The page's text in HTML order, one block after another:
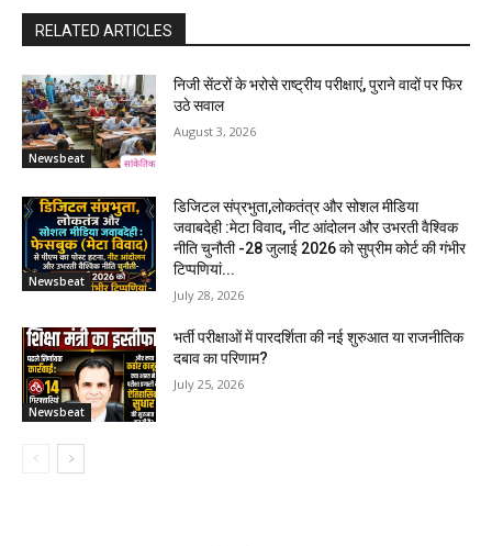
RELATED ARTICLES
Newsbeat
निजी सेंटरों के भरोसे राष्ट्रीय परीक्षाएं, पुराने वादों पर फिर
उठे सवाल
August 3, 2026
Newsbeat
डिजिटल संप्रभुता,लोकतंत्र और सोशल मीडिया
जवाबदेही :मेटा विवाद, नीट आंदोलन और उभरती वैश्विक
नीति चुनौती -28 जुलाई 2026 को सुप्रीम कोर्ट की गंभीर
टिप्पणियां...
July 28, 2026
Newsbeat
भर्ती परीक्षाओं में पारदर्शिता की नई शुरुआत या राजनीतिक
दबाव का परिणाम?
July 25, 2026